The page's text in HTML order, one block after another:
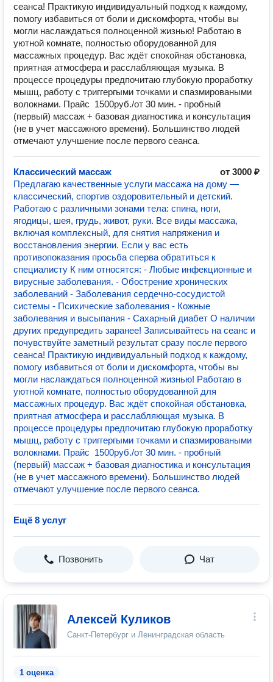
сеанса! Практикую индивидуальный подход к каждому,
помогу избавиться от боли и дискомфорта, чтобы вы
могли наслаждаться полноценной жизнью! Работаю в
уютной комнате, полностью оборудованной для
массажных процедур. Вас ждёт спокойная обстановка,
приятная атмосфера и расслабляющая музыка. В
процессе процедуры предпочитаю глубокую проработку
мышц, работу с триггергыми точками и спазмироваными
волокнами. Прайс ️ 1500руб./от 30 мин. - пробный
(первый) массаж + базовая диагностика и консультация
(не в учет массажного времени). Большинство людей
отмечают улучшение после первого сеанса.
Классический массаж
от 3000 ₽
Предлагаю качественные услуги массажа на дому —
классический, спортив оздоровительный и детский.
Работаю с различными зонами тела: спина, ноги,
ягодицы, шея, грудь, живот, руки. Все виды массажа,
включая комплексный, для снятия напряжения и
восстановления энергии. Если у вас есть
противопоказания просьба сперва обратиться к
специалисту К ним относятся: - Любые инфекционные и
вирусные заболевания. - Обострение хронических
заболеваний - Заболевания сердечно-сосудистой
системы - Психические заболевания - Кожные
заболевания и высыпания - Сахарный диабет О наличии
других предупредить заранее! Записывайтесь на сеанс и
почувствуйте заметный результат сразу после первого
сеанса! Практикую индивидуальный подход к каждому,
помогу избавиться от боли и дискомфорта, чтобы вы
могли наслаждаться полноценной жизнью! Работаю в
уютной комнате, полностью оборудованной для
массажных процедур. Вас ждёт спокойная обстановка,
приятная атмосфера и расслабляющая музыка. В
процессе процедуры предпочитаю глубокую проработку
мышц, работу с триггергыми точками и спазмироваными
волокнами. Прайс ️ 1500руб./от 30 мин. - пробный
(первый) массаж + базовая диагностика и консультация
(не в учет массажного времени). Большинство людей
отмечают улучшение после первого сеанса.
Ещё 8 услуг
Позвонить Чат
Алексей Куликов
Санкт-Петербург и Ленинградская область
1 оценка